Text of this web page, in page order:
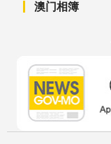
澳门相簿